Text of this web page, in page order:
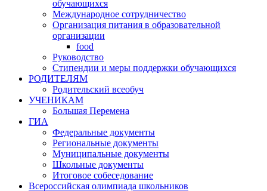
обучающихся
Международное сотрудничество
Организация питания в образовательной
организации
food
Руководство
Стипендии и меры поддержки обучающихся
РОДИТЕЛЯМ
Родительский всеобуч
УЧЕНИКАМ
Большая Перемена
ГИА
Федеральные документы
Региональные документы
Муниципальные документы
Школьные документы
Итоговое собеседование
Всероссийская олимпиада школьников